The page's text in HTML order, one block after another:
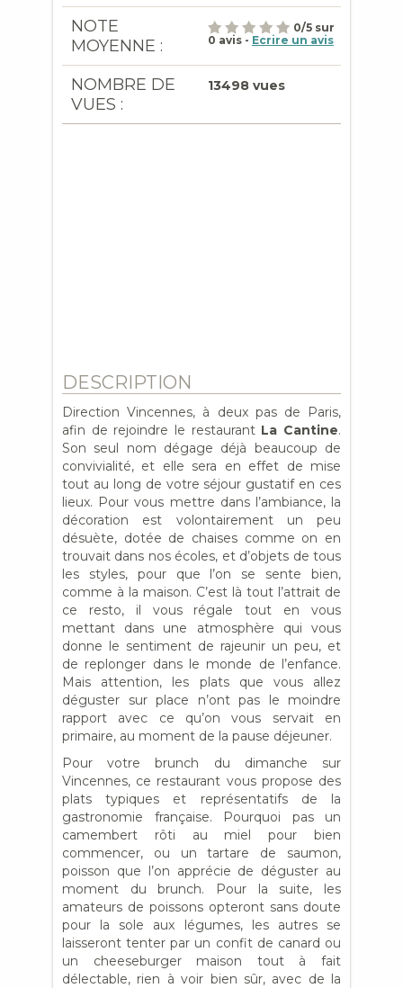
NOTE
MOYENNE :
0/5 sur
0 avis - Ecrire un avis
NOMBRE DE
VUES :
13498 vues
DESCRIPTION
Direction Vincennes, à deux pas de Paris,
afin de rejoindre le restaurant La Cantine.
Son seul nom dégage déjà beaucoup de
convivialité, et elle sera en effet de mise
tout au long de votre séjour gustatif en ces
lieux. Pour vous mettre dans l’ambiance, la
décoration est volontairement un peu
désuète, dotée de chaises comme on en
trouvait dans nos écoles, et d’objets de tous
les styles, pour que l’on se sente bien,
comme à la maison. C’est là tout l’attrait de
ce resto, il vous régale tout en vous
mettant dans une atmosphère qui vous
donne le sentiment de rajeunir un peu, et
de replonger dans le monde de l’enfance.
Mais attention, les plats que vous allez
déguster sur place n’ont pas le moindre
rapport avec ce qu’on vous servait en
primaire, au moment de la pause déjeuner.
Pour votre brunch du dimanche sur
Vincennes, ce restaurant vous propose des
plats typiques et représentatifs de la
gastronomie française. Pourquoi pas un
camembert rôti au miel pour bien
commencer, ou un tartare de saumon,
poisson que l’on apprécie de déguster au
moment du brunch. Pour la suite, les
amateurs de poissons opteront sans doute
pour la sole aux légumes, les autres se
laisseront tenter par un confit de canard ou
un cheeseburger maison tout à fait
délectable, rien à voir bien sûr, avec de la